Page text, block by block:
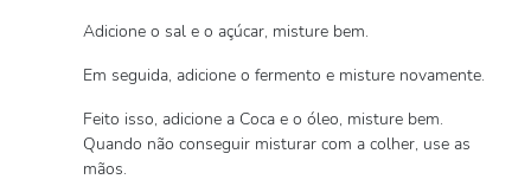
Adicione o sal e o açúcar, misture bem.
Em seguida, adicione o fermento e misture novamente.
Feito isso, adicione a Coca e o óleo, misture bem.
Quando não conseguir misturar com a colher, use as
mãos.